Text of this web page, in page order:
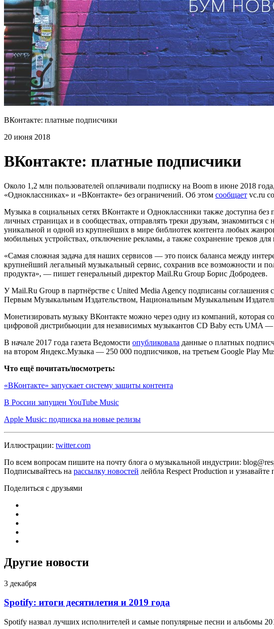
ВКонтакте: платные подписчики
20 июня 2018
ВКонтакте: платные подписчики
Около 1,2 млн пользователей оплачивали подписку на Boom в июне 2018
«Одноклассниках» и «ВКонтакте» без ограничений. Об этом сообщает vc.ru
Музыка в социальных сетях ВКонтакте и Одноклассники также доступна без
личных страницах и в сообществах, отправлять треки друзьям,
уникальной и одной из крупнейших в мире библиотек контента любых
мобильных устройствах, отключение рекламы, а также сохранение треков
«Самая сложная задача для наших сервисов — это поиск баланса между
крупнейший легальный музыкальный сервис, сохранив все возможности и
продукта», — пишет генеральный директор Mail.Ru Group Борис Добродеев.
У Mail.Ru Group в партнёрстве с United Media Agency подписаны
Первым Музыкальным Издательством, Национальным Музыкальным
Монетизировать музыку ВКонтакте можно через одну из компаний, которая
цифровой дистрибьюции для независимых музыкантов CD Baby есть UMA —
В начале 2017 года газета Ведомости опубликовала данные о платных
на втором Яндекс.Музыка — 250 000 подписчиков, на третьем Google Play
Что ещё почитать/посмотреть:
«ВКонтакте» запускает систему защиты контента
В России запущен YouTube Music
Apple Music: подписка на новые релизы
Иллюстрации: twitter.com
По всем вопросам пишите на почту блога о музыкальной индустрии:
Подписывайтесь на рассылку новостей лейбла Respect Production и
Поделиться с друзьями
Другие новости
3 декабря
Spotify: итоги десятилетия и 2019 года
Spotify назвал лучших исполнителей и самые популярные песни и альбомы